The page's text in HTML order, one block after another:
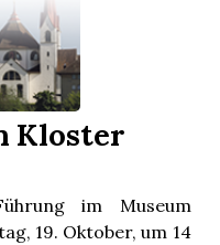
Kloster
im Museum
19. Oktober, um 14